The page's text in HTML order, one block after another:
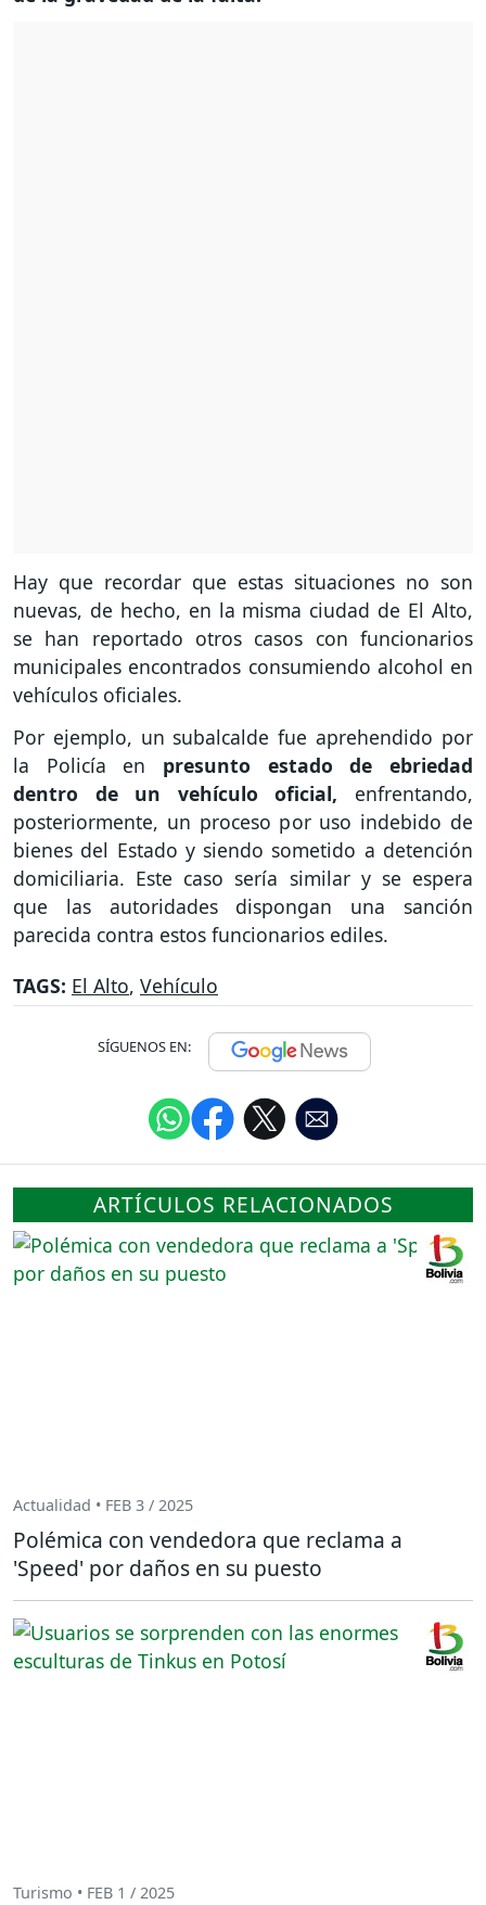
Hay que recordar que estas situaciones no son
nuevas, de hecho, en la misma ciudad de El Alto,
se han reportado otros casos con funcionarios
municipales encontrados consumiendo alcohol en
vehículos oficiales.
Por ejemplo, un subalcalde fue aprehendido por
la Policía en presunto estado de ebriedad
dentro de un vehículo oficial, enfrentando,
posteriormente, un proceso por uso indebido de
bienes del Estado y siendo sometido a detención
domiciliaria. Este caso sería similar y se espera
que las autoridades dispongan una sanción
parecida contra estos funcionarios ediles.
TAGS: El Alto, Vehículo
SÍGUENOS EN:
ARTÍCULOS RELACIONADOS
Actualidad • FEB 3 / 2025
Polémica con vendedora que reclama a
'Speed' por daños en su puesto
Turismo • FEB 1 / 2025